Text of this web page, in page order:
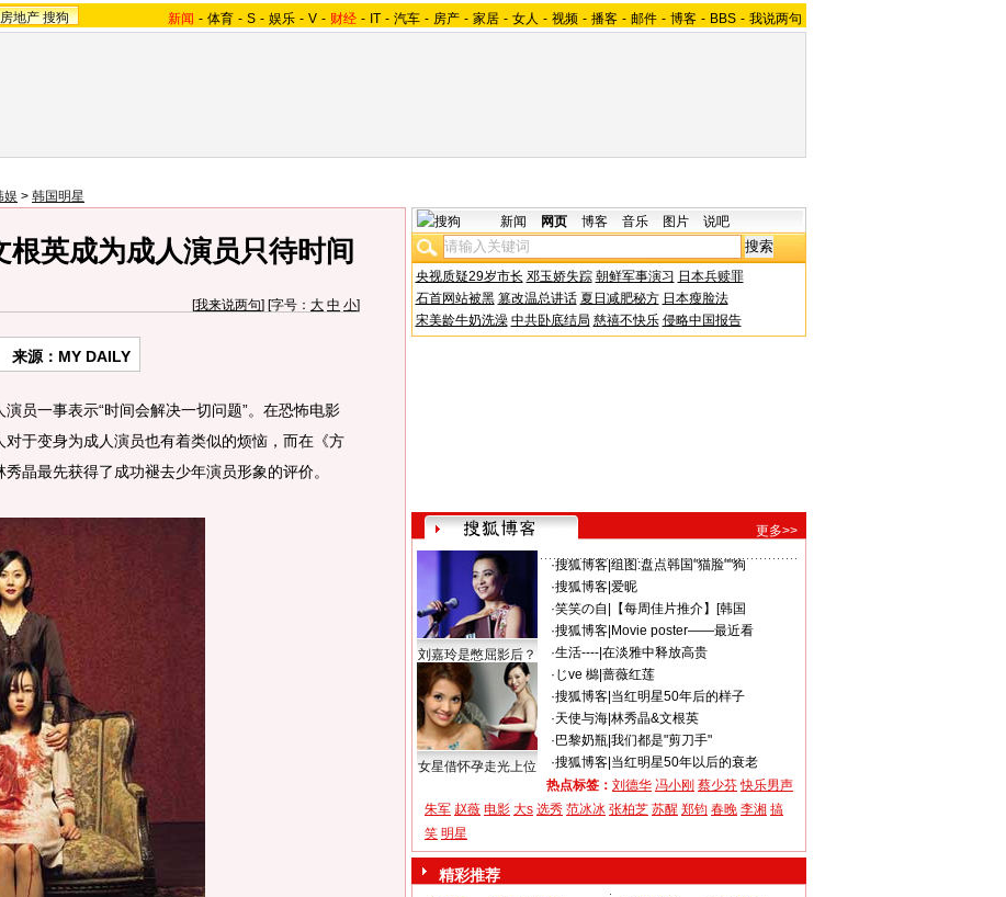
地产 搜狗 新闻 - 体育 - S - 娱乐 - V - 财经 - IT - 汽车 - 房产 - 家居 - 女人 - 视频 - 播客 - 邮件 - 博客 - BBS - 我说两句
娱 > 韩国明星
根英成为成人演员只待时间
[我来说两句] [字号： 大 中 小]
来源：MY DAILY
一事表示“时间会解决一切问题”。在恐怖电影
对于变身为成人演员也有着类似的烦恼，而在《方
晶最先获得了成功褪去少年演员形象的评价。
新闻 网页 博客 音乐 图片 说吧
央视质疑29岁市长 邓玉娇失踪 朝鲜军事演习 日本兵赎罪
石首网站被黑 篡改温总讲话 夏日减肥秘方 日本瘦脸法
宋美龄牛奶洗澡 中共卧底结局 慈禧不快乐 侵略中国报告
更多>>
刘嘉玲是憋屈影后？
女星借怀孕走光上位
·搜狐博客| 组图:盘点韩国"猫脸""狗
·搜狐博客| 爱昵
·笑笑の自
【每周佳片推介】[韩国
·搜狐博客| Movie poster——最近看
·生活----| 在淡雅中释放高贵
· じve 檰| 蔷薇红莲
·搜狐博客| 当红明星50年后的样子
·天使与海| 林秀晶&文根英
· 巴黎奶瓶| 我们都是"剪刀手"
·搜狐博客| 当红明星50年以后的衰老
热点标签： 刘德华 冯小刚 蔡少芬 快乐男声
朱军 赵薇 电影 大s 选秀 范冰冰 张柏芝 苏醒 郑钧 春晚 李湘 搞
笑 明星
精彩推荐